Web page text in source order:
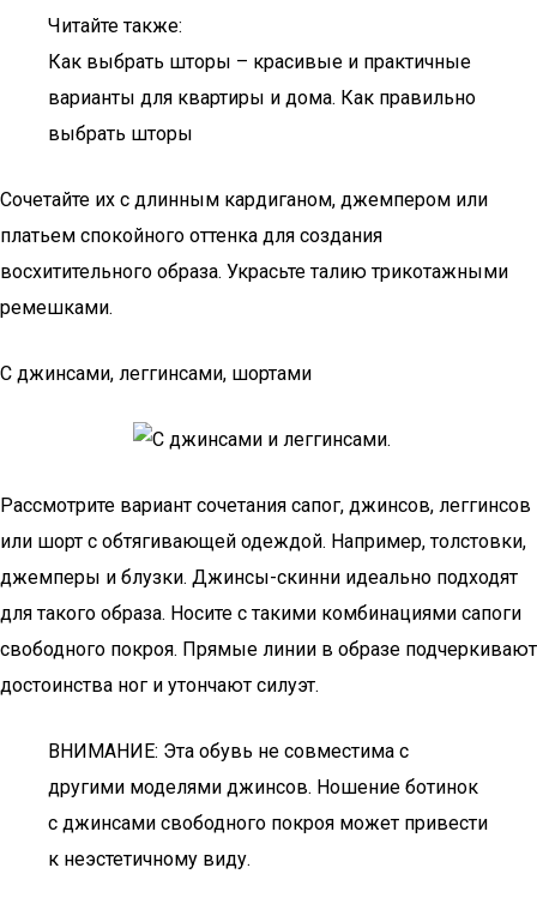
Читайте также:
Как выбрать шторы – красивые и практичные
варианты для квартиры и дома. Как правильно
выбрать шторы
Сочетайте их с длинным кардиганом, джемпером или
платьем спокойного оттенка для создания
восхитительного образа. Украсьте талию трикотажными
ремешками.
С джинсами, леггинсами, шортами
Рассмотрите вариант сочетания сапог, джинсов, леггинсов
или шорт с обтягивающей одеждой. Например, толстовки,
джемперы и блузки. Джинсы-скинни идеально подходят
для такого образа. Носите с такими комбинациями сапоги
свободного покроя. Прямые линии в образе подчеркивают
достоинства ног и утончают силуэт.
ВНИМАНИЕ: Эта обувь не совместима с
другими моделями джинсов. Ношение ботинок
с джинсами свободного покроя может привести
к неэстетичному виду.